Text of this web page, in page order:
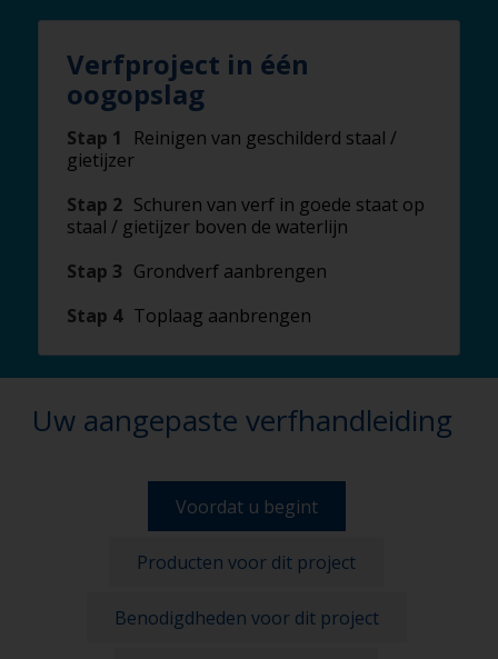
Verfproject in één
oogopslag
Stap 1
Reinigen van geschilderd staal /
gietijzer
Stap 2 Schuren van verf in goede staat op
staal / gietijzer boven de waterlijn
Stap 3 Grondverf aanbrengen
Stap 4 Toplaag aanbrengen
Uw aangepaste verfhandleiding
Voordat u begint
Producten voor dit project
Benodigdheden voor dit project